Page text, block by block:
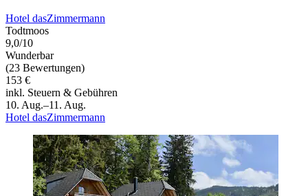
Hotel dasZimmermann
Todtmoos
9,0/10
Wunderbar
(23 Bewertungen)
153 €
inkl. Steuern & Gebühren
10. Aug.–11. Aug.
Hotel dasZimmermann